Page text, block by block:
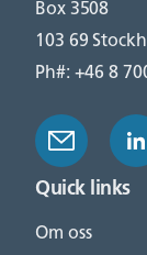
Box 3508
103 69
Ph#: +46 8
Quick links
Om oss